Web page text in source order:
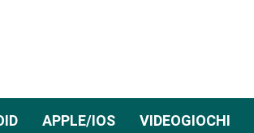
APPLE/IOS VIDEOGIOCHI